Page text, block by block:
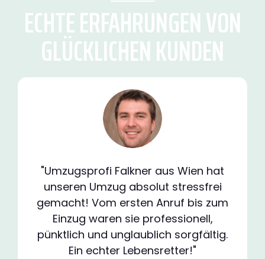
ECHTE ERFAHRUNGEN VON
GLÜCKLICHEN KUNDEN
"Umzugsprofi Falkner aus Wien hat
unseren Umzug absolut stressfrei
gemacht! Vom ersten Anruf bis zum
Einzug waren sie professionell,
pünktlich und unglaublich sorgfältig.
Ein echter Lebensretter!"